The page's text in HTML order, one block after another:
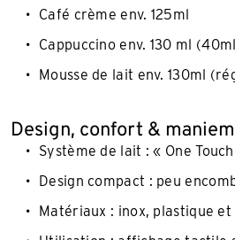
Café crème env. 125ml
Cappuccino env. 130 ml
Mousse de lait env. 130ml
Design, confort &
Système de lait : « One
Design compact : peu
Matériaux : inox, plastique et